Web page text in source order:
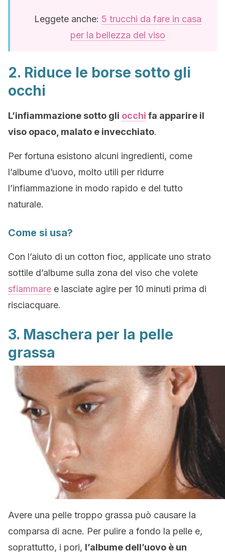
Leggete anche: 5 trucchi da fare in casa
per la bellezza del viso
2. Riduce le borse sotto gli
occhi
L’infiammazione sotto gli occhi fa apparire il
viso opaco, malato e invecchiato.
Per fortuna esistono alcuni ingredienti, come
l’albume d’uovo, molto utili per ridurre
l’infiammazione in modo rapido e del tutto
naturale.
Come si usa?
Con l’aiuto di un cotton fioc, applicate uno strato
sottile d’albume sulla zona del viso che volete
sfiammare e lasciate agire per 10 minuti prima di
risciacquare.
3. Maschera per la pelle
grassa
Avere una pelle troppo grassa può causare la
comparsa di acne. Per pulire a fondo la pelle e,
soprattutto, i pori, l’albume dell’uovo è un